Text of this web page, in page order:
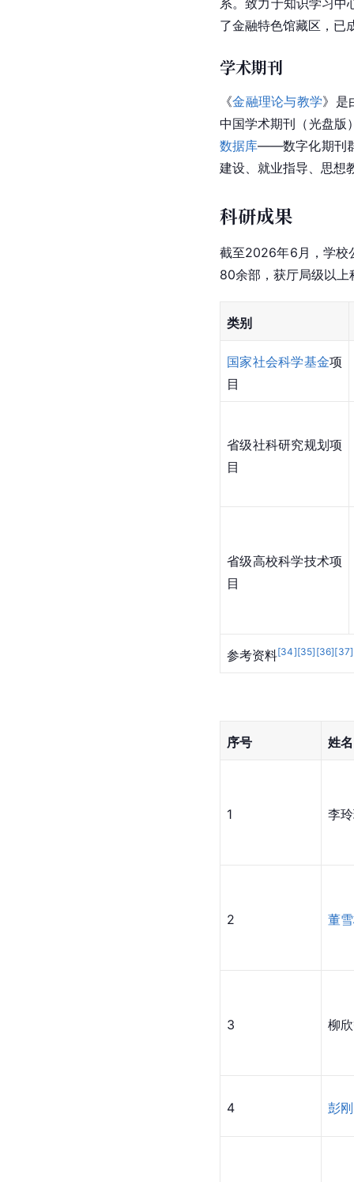
系。致力于知识学习中
了金融特色馆藏区，已
学术期刊
《金融理论与教学》是
中国学术期刊（光盘版
数据库——数字化期刊
建设、就业指导、思想
科研成果
截至2026年6月，学校
80余部，获厅局级以
类别
国家社会科学基金项
目
省级社科研究规划项
目
省级高校科学技术项
目
参考资料[34][35] [36][37]
序号 姓名
1 李
2 董
3 柳
4 彭刚